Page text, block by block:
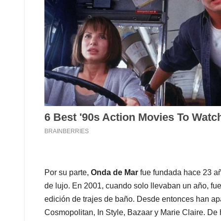
Por su parte, Onda de Mar fue fundada hace 23
de lujo. En 2001, cuando solo llevaban un año,
edición de trajes de baño. Desde entonces han
Cosmopolitan, In Style, Bazaar y Marie Claire.